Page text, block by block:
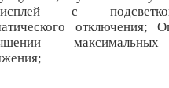
с
отключения;
максимальных